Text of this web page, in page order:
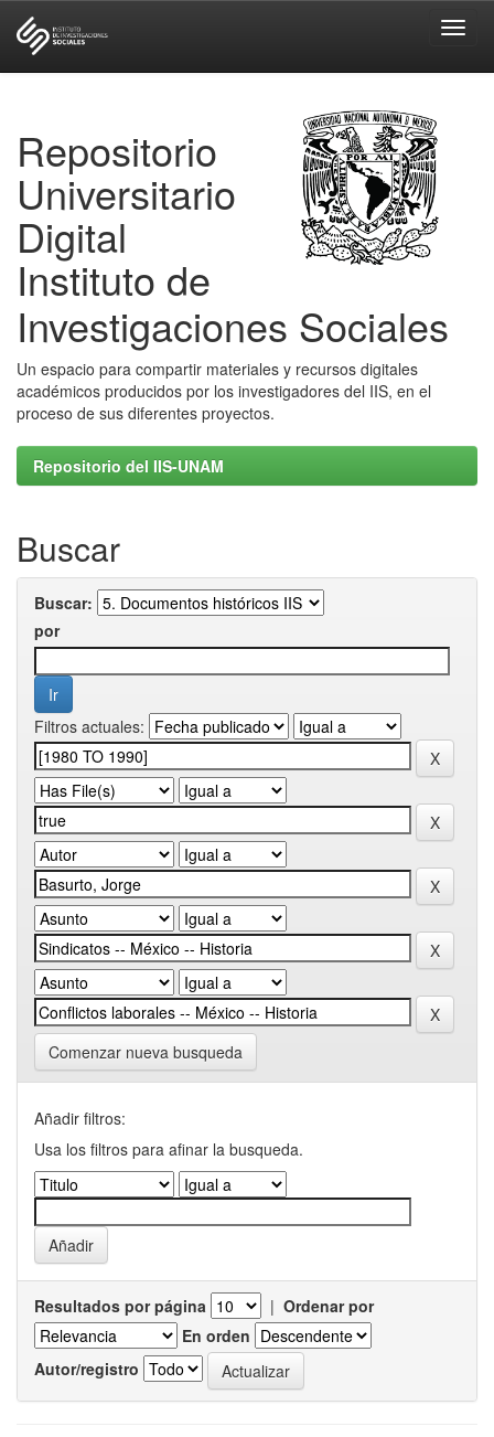
Repositorio
Universitario
Digital
Instituto de
Investigaciones Sociales
Un espacio para compartir materiales y recursos digitales
académicos producidos por los investigadores del IIS, en el
proceso de sus diferentes proyectos.
Repositorio del IIS-UNAM
Buscar
Buscar:
por
Filtros actuales:
Comenzar nueva busqueda
Añadir filtros:
Usa los filtros para afinar la busqueda.
Resultados por página | Ordenar por
En orden
Autor/registro